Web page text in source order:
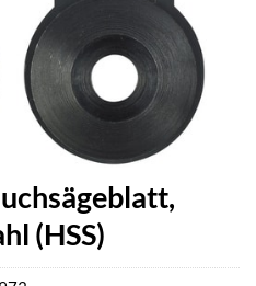
(HSS)